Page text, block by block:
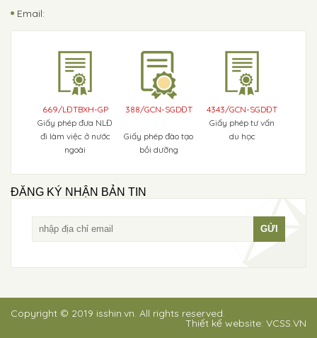
Email:
669/LĐTBXH-GP
Giấy phép đưa NLĐ
đi làm việc ở nước
ngoài
388/GCN-SGDĐT
Giấy phép đào tạo
bồi dưỡng
4343/GCN-SGDĐT
Giấy phép tư vấn
du học
ĐĂNG KÝ NHẬN BẢN TIN
Copyright © 2019 isshin.vn. All rights reserved.
Thiết kế website: VCSS.VN